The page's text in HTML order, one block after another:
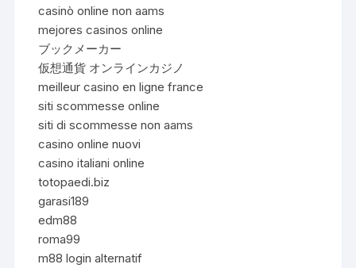
casinò online non aams
mejores casinos online
ブックメーカー
仮想通貨 オンラインカジノ
meilleur casino en ligne france
siti scommesse online
siti di scommesse non aams
casino online nuovi
casino italiani online
totopaedi.biz
garasi189
edm88
roma99
m88 login alternatif